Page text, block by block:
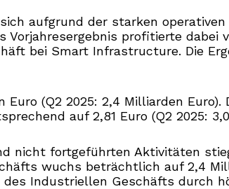
aufgrund der starken
Vorjahresergebnis profitierte
bei Smart Infrastructure. Die
(Q2 2025: 2,4 Milliarden
auf 2,81 Euro (Q2 2025:
nicht fortgeführten Aktivitäten
wuchs beträchtlich auf 2,4
Industriellen Geschäfts durch